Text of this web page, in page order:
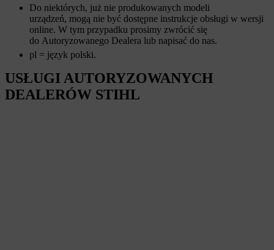
Do niektórych, już nie produkowanych modeli
urządzeń, mogą nie być dostępne instrukcje obsługi w wersji
online. W tym przypadku prosimy zwrócić się
do Autoryzowanego Dealera lub napisać do nas.
pl = język polski.
USŁUGI AUTORYZOWANYCH
DEALERÓW STIHL